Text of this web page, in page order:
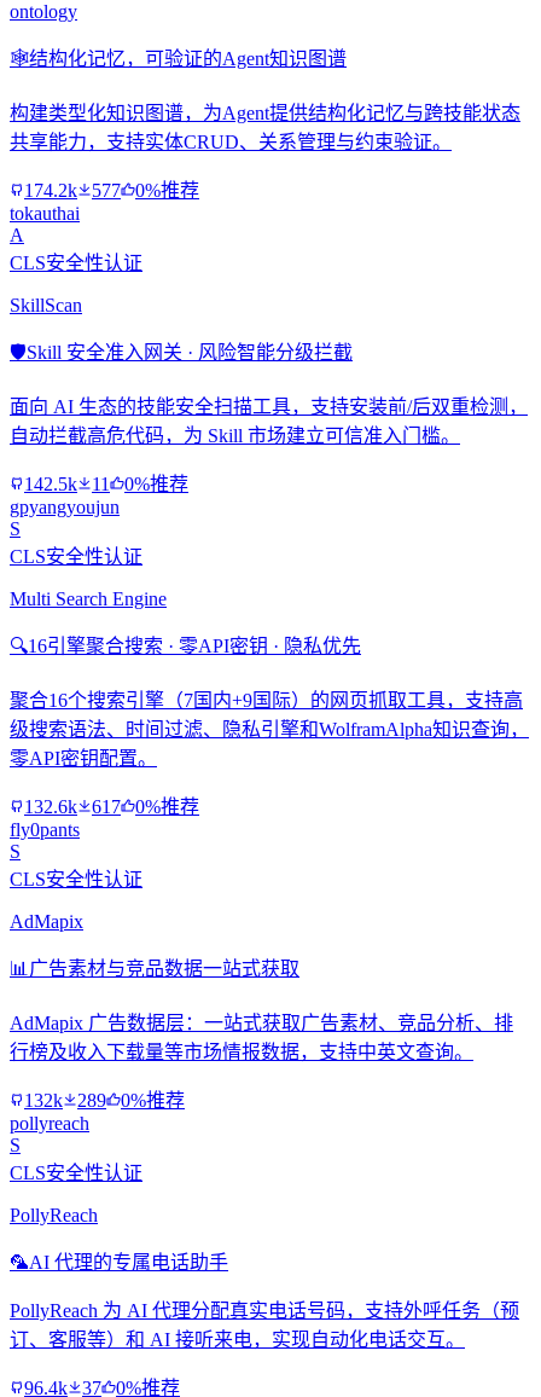
ontology
🕸️结构化记忆，可验证的Agent知识图谱
构建类型化知识图谱，为Agent提供结构化记忆与跨技能状态
共享能力，支持实体CRUD、关系管理与约束验证。
174.2k 577
0%推荐
tokauthai
A
CLS安全性认证
SkillScan
🛡️Skill 安全准入网关 · 风险智能分级拦截
面向 AI 生态的技能安全扫描工具，支持安装前/后双重检测，
自动拦截高危代码，为 Skill 市场建立可信准入门槛。
142.5k 11
0%推荐
gpyangyoujun
S
CLS安全性认证
Multi Search Engine
🔍16引擎聚合搜索 · 零API密钥 · 隐私优先
聚合16个搜索引擎（7国内+9国际）的网页抓取工具，支持高
级搜索语法、时间过滤、隐私引擎和WolframAlpha知识查询，
零API密钥配置。
132.6k 617
0%推荐
fly0pants
S
CLS安全性认证
AdMapix
📊 广告素材与竞品数据一站式获取
AdMapix 广告数据层：一站式获取广告素材、竞品分析、排
行榜及收入下载量等市场情报数据，支持中英文查询。
132k 289
0%推荐
pollyreach
S
CLS安全性认证
PollyReach
🦜AI 代理的专属电话助手
PollyReach 为 AI 代理分配真实电话号码，支持外呼任务（预
订、客服等）和 AI 接听来电，实现自动化电话交互。
96.4k 37 0%推荐